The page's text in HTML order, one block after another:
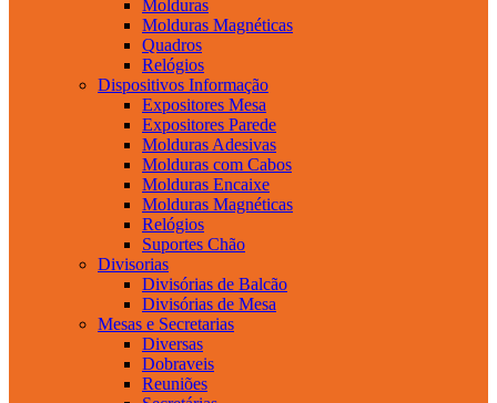
Molduras
Molduras Magnéticas
Quadros
Relógios
Dispositivos Informação
Expositores Mesa
Expositores Parede
Molduras Adesivas
Molduras com Cabos
Molduras Encaixe
Molduras Magnéticas
Relógios
Suportes Chão
Divisorias
Divisórias de Balcão
Divisórias de Mesa
Mesas e Secretarias
Diversas
Dobraveis
Reuniões